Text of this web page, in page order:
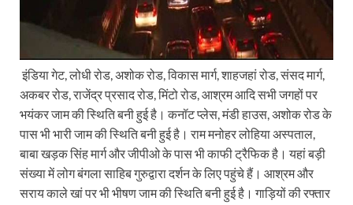
इंडिया गेट, लोधी रोड, अशोक रोड, विकास मार्ग, शाहजहां रोड, संसद मार्ग,
अकबर रोड, राजेंद्र प्रसाद रोड, मिंटो रोड, आश्रम आदि सभी जगहों पर
भयंकर जाम की स्थिति बनी हुई है। कनॉट प्लेस, मंडी हाउस, अशोक रोड के
पास भी भारी जाम की स्थिति बनी हुई है। राम मनोहर लोहिया अस्पताल,
बाबा खड़क सिंह मार्ग और जीपीओ के पास भी काफी ट्रैफिक है। यहां बड़ी
संख्या में लोग बंगला साहिब गुरुद्वारा दर्शन के लिए पहुंचे हैं। आश्रम और
सराय काले खां पर भी भीषण जाम की स्थिति बनी हुई है। गाड़ियों की रफ्तार